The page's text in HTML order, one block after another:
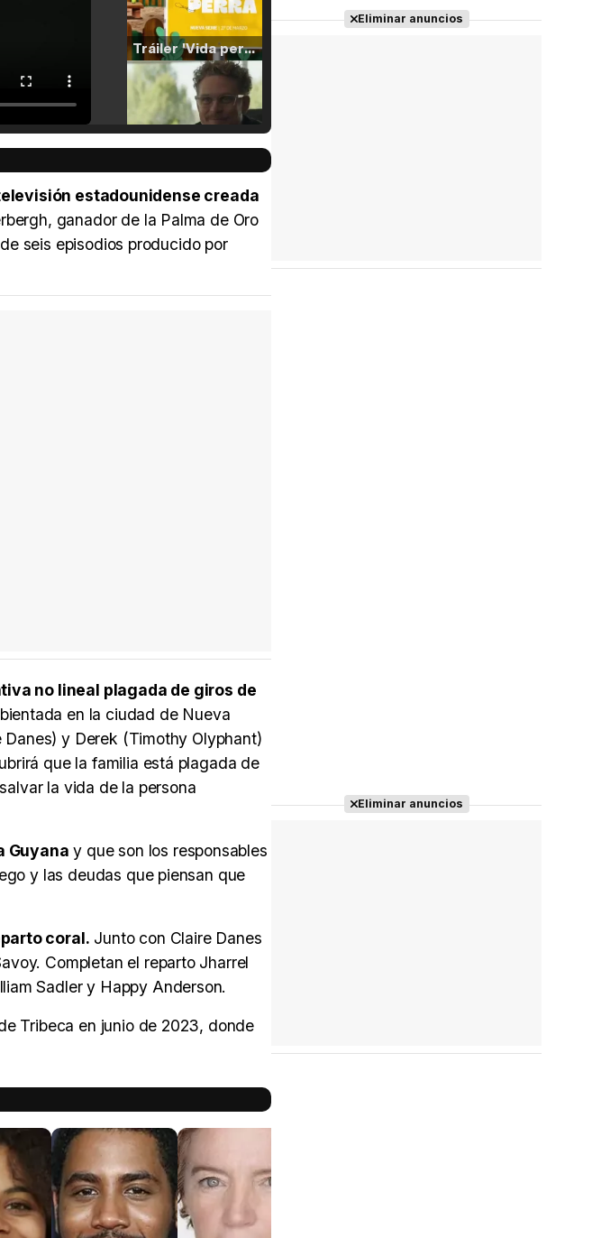
Tráiler 'Vida perra' (2026)
Tráiler Oficial en VOSE 'The Audacity'
estadounidense creada
ganador de la Palma de Oro
seis episodios producido por
no lineal plagada de giros de
en la ciudad de Nueva
y Derek (Timothy Olyphant)
que la familia está plagada de
la vida de la persona
Guyana y que son los responsables
y las deudas que piensan que
coral. Junto con Claire Danes
Completan el reparto Jharrel
Sadler y Happy Anderson.
Tribeca en junio de 2023, donde
Eliminar anuncios
Eliminar anuncios